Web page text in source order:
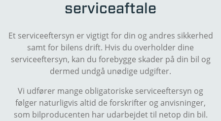
serviceaftale
Et serviceeftersyn er vigtigt for din og andres sikkerhed
samt for bilens drift. Hvis du overholder dine
serviceeftersyn, kan du forebygge skader på din bil og
dermed undgå unødige udgifter.
Vi udfører mange obligatoriske serviceeftersyn og
følger naturligvis altid de forskrifter og anvisninger,
som bilproducenten har udarbejdet til netop din bil.